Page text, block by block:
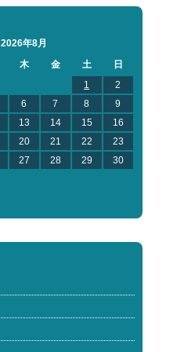
2026年8月
木 金 土
日
1
2
6 7 8
9
13 14 15
16
20 21 22
23
27 28 29
30